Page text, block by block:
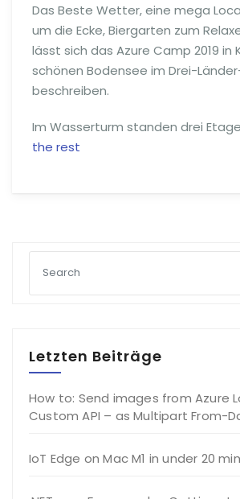
Das Beste Wetter, eine mega
um die Ecke, Biergarten zum
lässt sich das Azure Camp 2019 in
schönen Bodensee im Drei-
beschreiben.
Im Wasserturm standen drei
the rest
Letzten Beiträge
How to: Send images from Azure
Custom API – as Multipart From-
IoT Edge on Mac M1 in under 20